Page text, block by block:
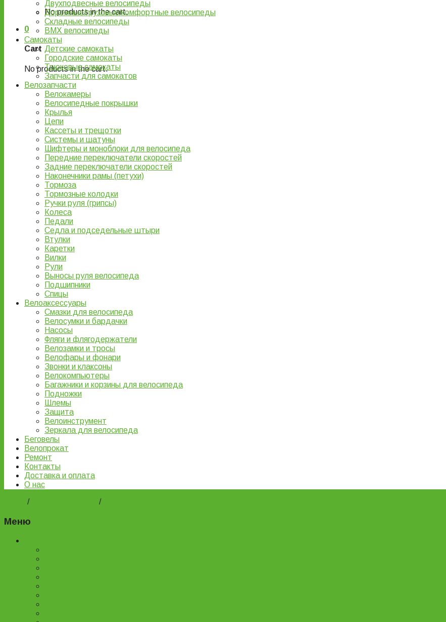
No products in the cart.
0
Cart
No products in the cart.
Двухподвесные велосипеды
Дорожные/грузовые/комфортные велосипеды
Складные велосипеды
BMX велосипеды
Самокаты
Детские самокаты
Городские самокаты
Трюковые самокаты
Запчасти для самокатов
Велозапчасти
Велокамеры
Велосипедные покрышки
Крылья
Цепи
Кассеты и трещотки
Системы и шатуны
Шифтеры и моноблоки для велосипеда
Передние переключатели скоростей
Задние переключатели скоростей
Наконечники рамы (петухи)
Тормоза
Тормозные колодки
Ручки руля (грипсы)
Колеса
Педали
Седла и подседельные штыри
Втулки
Каретки
Вилки
Рули
Выносы руля велосипеда
Подшипники
Спицы
Велоаксессуары
Смазки для велосипеда
Велосумки и бардачки
Насосы
Фляги и флягодержатели
Велозамки и тросы
Велофары и фонари
Звонки и клаксоны
Велокомпьютеры
Багажники и корзины для велосипеда
Подножки
Шлемы
Защита
Велоинструмент
Зеркала для велосипеда
Беговелы
Велопрокат
Ремонт
Контакты
Доставка и оплата
О нас
/ /
Меню